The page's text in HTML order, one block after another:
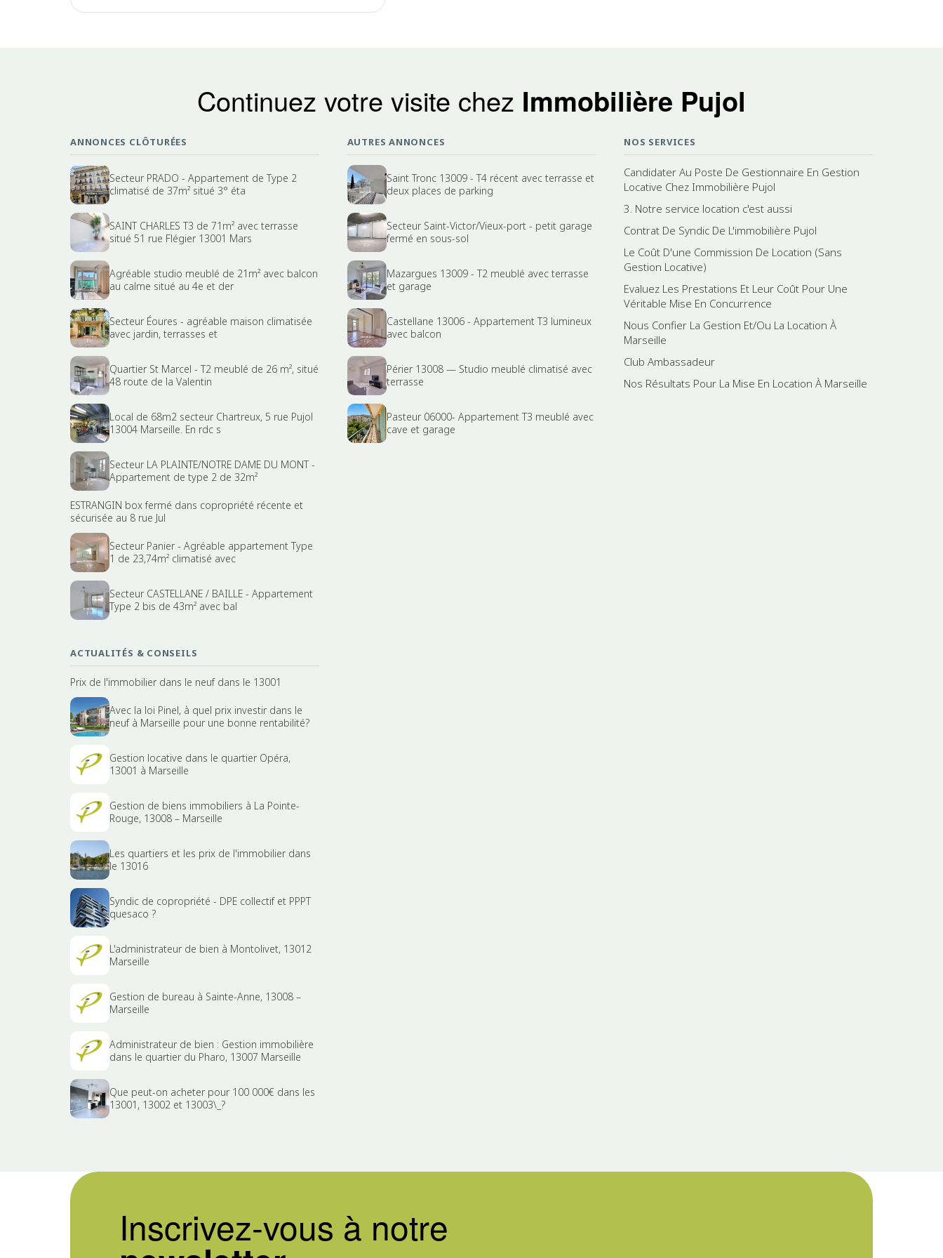
Continuez votre visite chez Immobilière Pujol
ANNONCES CLÔTURÉES
Secteur PRADO - Appartement de Type 2
climatisé de 37m² situé 3° éta
SAINT CHARLES T3 de 71m² avec terrasse
situé 51 rue Flégier 13001 Mars
Agréable studio meublé de 21m² avec balcon
au calme situé au 4e et der
Secteur Éoures - agréable maison climatisée
avec jardin, terrasses et
Quartier St Marcel - T2 meublé de 26 m², situé
48 route de la Valentin
Local de 68m2 secteur Chartreux, 5 rue Pujol
13004 Marseille. En rdc s
Secteur LA PLAINTE/NOTRE DAME DU MONT -
Appartement de type 2 de 32m²
ESTRANGIN box fermé dans copropriété récente et
sécurisée au 8 rue Jul
Secteur Panier - Agréable appartement Type
1 de 23,74m² climatisé avec
Secteur CASTELLANE / BAILLE - Appartement
Type 2 bis de 43m² avec bal
AUTRES ANNONCES
Saint Tronc 13009 - T4 récent avec terrasse et
deux places de parking
Secteur Saint-Victor/Vieux-port - petit garage
fermé en sous-sol
Mazargues 13009 - T2 meublé avec terrasse
et garage
Castellane 13006 - Appartement T3 lumineux
avec balcon
Périer 13008 — Studio meublé climatisé avec
terrasse
Pasteur 06000- Appartement T3 meublé avec
cave et garage
NOS SERVICES
Candidater Au Poste De Gestionnaire En Gestion
Locative Chez Immobilière Pujol
3. Notre service location c'est aussi
Contrat De Syndic De L'immobilière Pujol
Le Coût D'une Commission De Location (Sans
Gestion Locative)
Evaluez Les Prestations Et Leur Coût Pour Une
Véritable Mise En Concurrence
Nous Confier La Gestion Et/Ou La Location À
Marseille
Club Ambassadeur
Nos Résultats Pour La Mise En Location À Marseille
ACTUALITÉS & CONSEILS
Prix de l'immobilier dans le neuf dans le 13001
Avec la loi Pinel, à quel prix investir dans le
neuf à Marseille pour une bonne rentabilité?
Gestion locative dans le quartier Opéra,
13001 à Marseille
Gestion de biens immobiliers à La Pointe-
Rouge, 13008 – Marseille
Les quartiers et les prix de l'immobilier dans
le 13016
Syndic de copropriété - DPE collectif et PPPT
quesaco ?
L'administrateur de bien à Montolivet, 13012
Marseille
Gestion de bureau à Sainte-Anne, 13008 –
Marseille
Administrateur de bien : Gestion immobilière
dans le quartier du Pharo, 13007 Marseille
Que peut-on acheter pour 100 000€ dans les
13001, 13002 et 13003\_?
Inscrivez-vous à notre